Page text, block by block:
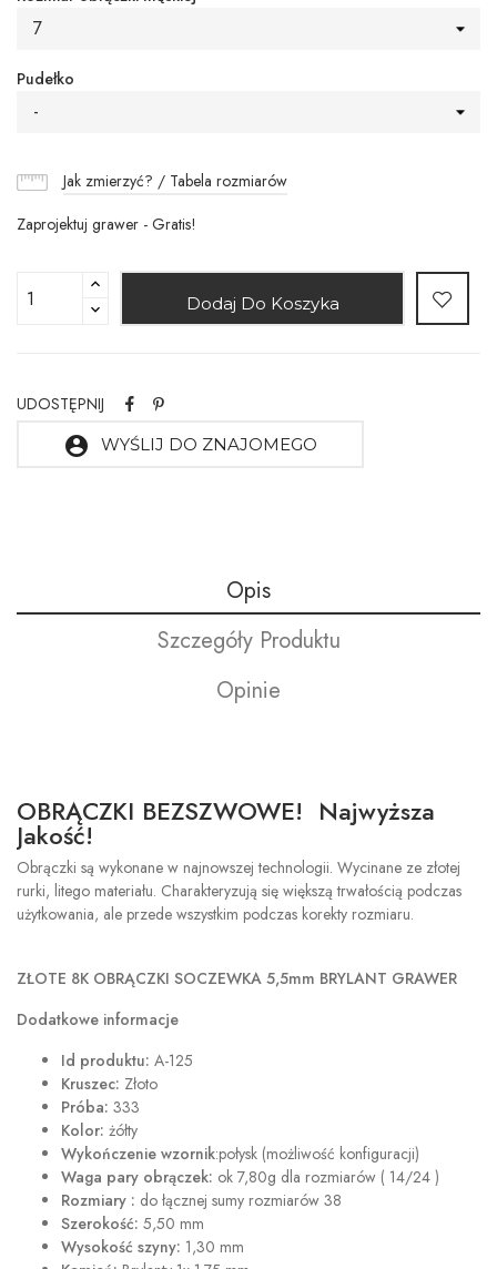
7
Pudełko
-
Jak zmierzyć? / Tabela rozmiarów
Zaprojektuj grawer - Gratis!
Dodaj Do Koszyka
UDOSTĘPNIJ
account_circle WYŚLIJ DO ZNAJOMEGO
Opis
Szczegóły Produktu
Opinie
OBRĄCZKI BEZSZWOWE! Najwyższa
Jakość!
Obrączki są wykonane w najnowszej technologii. Wycinane ze złotej
rurki, litego materiału. Charakteryzują się większą trwałością podczas
użytkowania, ale przede wszystkim podczas korekty rozmiaru.
ZŁOTE 8K OBRĄCZKI SOCZEWKA 5,5mm BRYLANT GRAWER
Dodatkowe informacje
Id produktu: A-125
Kruszec: Złoto
Próba: 333
Kolor: żółty
Wykończenie wzornik:połysk (możliwość konfiguracji)
Waga pary obrączek: ok 7,80g dla rozmiarów ( 14/24 )
Rozmiary : do łącznej sumy rozmiarów 38
Szerokość: 5,50 mm
Wysokość szyny: 1,30 mm